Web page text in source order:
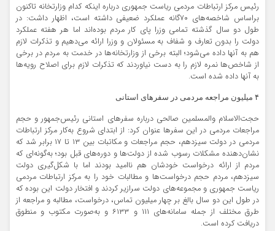
رئیس مرکز ارتباطات مردمی ریاست جمهوری درباره اینکه کدام وزارتخانه تاکنون
براساس شاخصه‌های ۷۰گانه عملکرد ضعیفی داشته است، اظهار داشت: در
طول دو سال گذشته تمامی وزرا پای کار مردم بوده‌اند اما هر هفته عملکرد
دولت را بدون تعارف و شفاف به مسئولان و وزرا ارائه می‌دهیم و تذکرات لازم
هم به آنها داده می‌شود؛ البته برخی از وزارتخانه‌ها در خدمت به مردم در برخی
از شاخص‌ها نمره لازم را به دست نیاوردند که تذکرات لازم برای اصلاح رویه‌ها
به آنها داده شده است.
۴ میلیون مراجعه مردمی در سفرهای استانی
حجت‌الاسلام والمسلمین صالحی درباره سفرهای استانی رئیس‌جمهور و حجم
مراجعات مردمی در این سفرها عنوان کرد: از ابتدای شروع به‌کار مرکز ارتباطات
مردمی در دولت سیزدهم، حجم مراجعات و مکاتبات بین ۱۳ تا ۱۷ برابر شد که
نشان‌دهنده مشکلات رسوب شده از دولت‌ها و دوره‌های قبل بود؛ به‌گونه‌ای که
مردم از ارائه درخواست خودشان هم ناامید بودند اما با شکل‌گیری دولت
سیزدهم، مردم حجم درخواست‌ها و مطالبات خود را به مرکز ارتباطات مردمی
ریاست جمهوری و مجموعه‌های دولت سرازیر کردند و افتخار دولت این بوده که
در طول این دو سال بالغ بر چهار میلیون تماس، درخواست، مطالبه و مراجعه از
طرق مختلف از جمله سامانه‌های ۱۱۱ و ۶۱۳۳ و به‌صورت مکتوب و منطوق
دریافت کرده است.